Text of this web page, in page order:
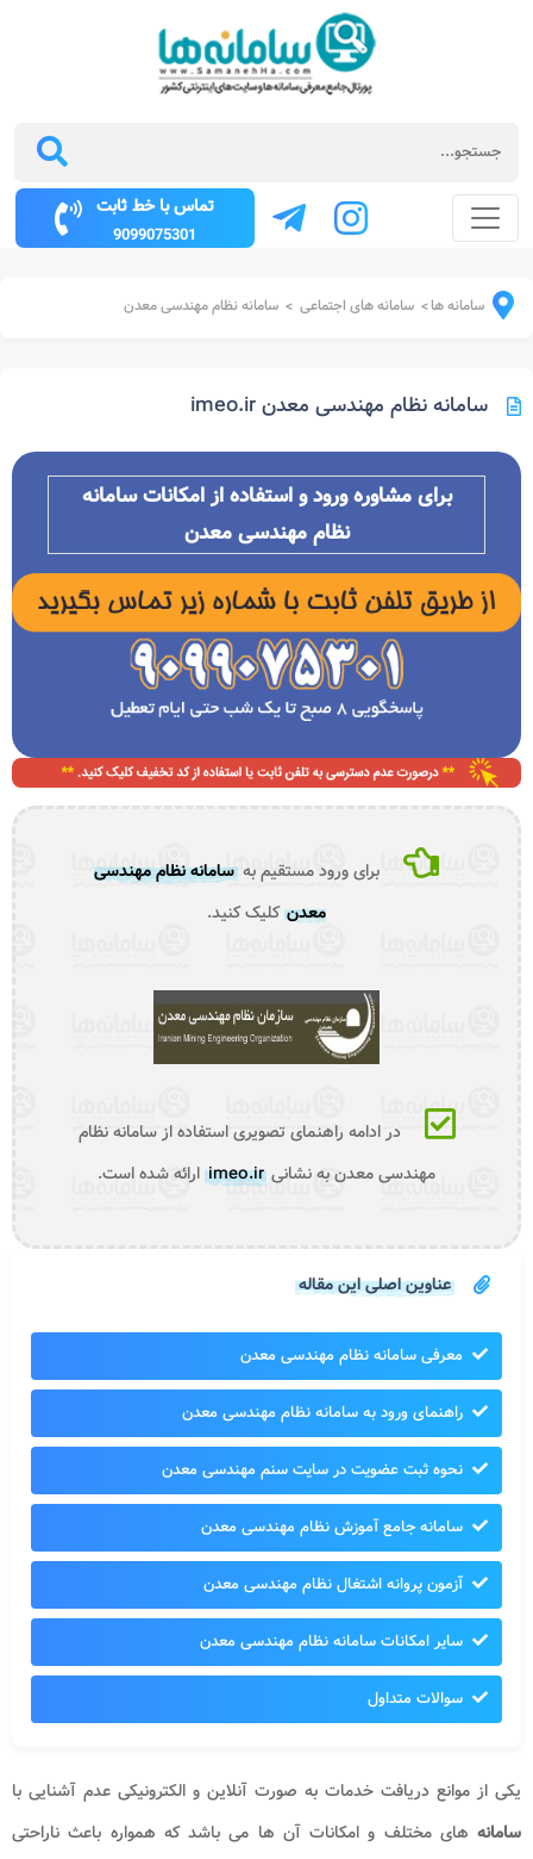
تماس با خط ثابت
9099075301
سامانه ها> سامانه های اجتماعی > سامانه نظام مهندسی معدن
سامانه نظام مهندسی معدن imeo.ir
برای مشاوره ورود و استفاده از امکاناتسامانه
نظام مهندسی معدن
برای ورود مستقیم بهسامانه نظام مهندسی
معدن کلیک کنید.
در ادامه راهنمای تصویری استفاده از سامانه نظام
مهندسی معدن به نشانی imeo.ir ارائه شده است.
عناوین اصلی این مقاله
معرفی سامانه نظام مهندسی معدن
راهنمای ورود به سامانه نظام مهندسی معدن
نحوه ثبت عضویت در سایت سنم مهندسی معدن
سامانه جامع آموزش نظام مهندسی معدن
آزمون پروانه اشتغال نظام مهندسی معدن
سایر امکانات سامانه نظام مهندسی معدن
سوالات متداول
یکی از موانع دریافت خدمات به صورت آنلاین و الکترونیکی عدم آشنایی با
سامانه های مختلف و امکانات آن ها می باشد که همواره باعث ناراحتی